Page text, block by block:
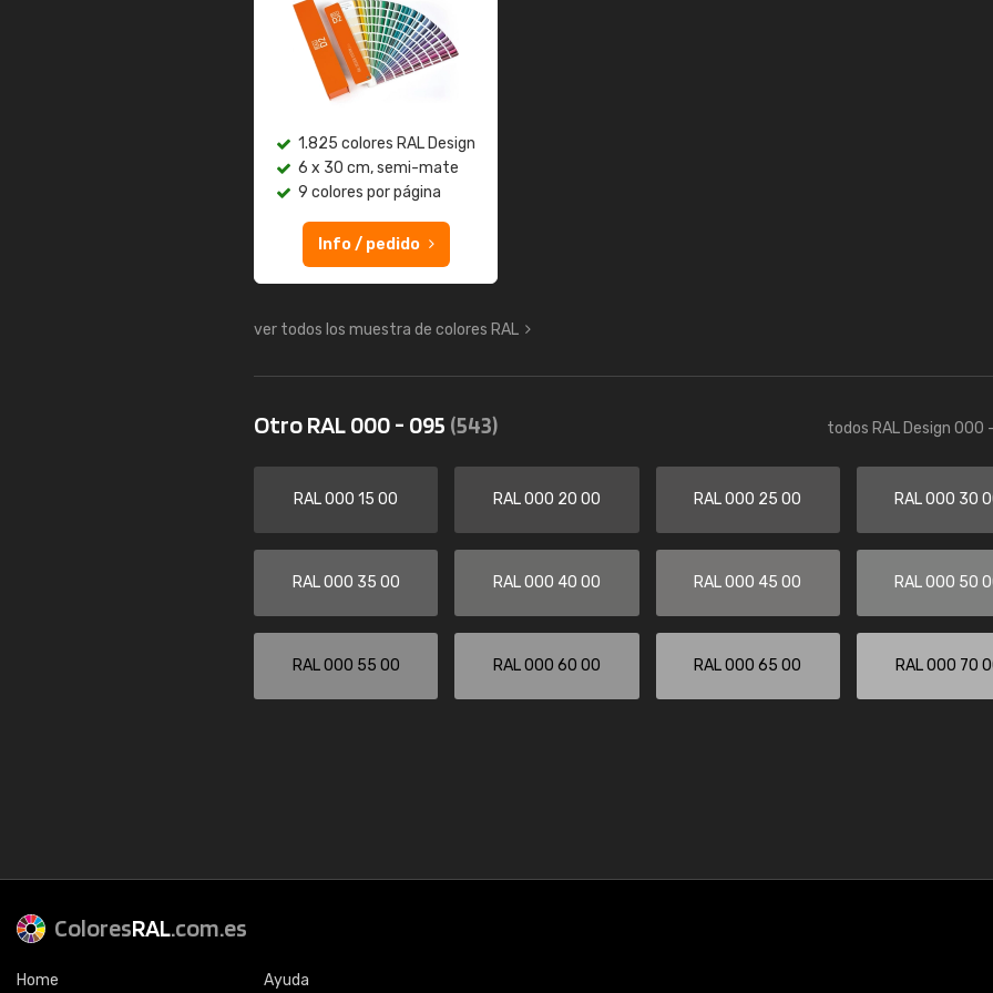
1.825 colores RAL Design
6 x 30 cm, semi-mate
9 colores por página
Info / pedido
ver todos los muestra de colores RAL
Otro RAL 000 - 095 (543) todos RAL Design 000
RAL 000 15 00 RAL 000 20 00 RAL 000 25 00 RAL 000 30
RAL 000 35 00 RAL 000 40 00 RAL 000 45 00 RAL 000 50
RAL 000 55 00 RAL 000 60 00 RAL 000 65 00 RAL 000 70
ColoresRAL.com.es
Home Ayuda